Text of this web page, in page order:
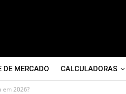
DE MERCADO CALCULADORAS
em 2026?